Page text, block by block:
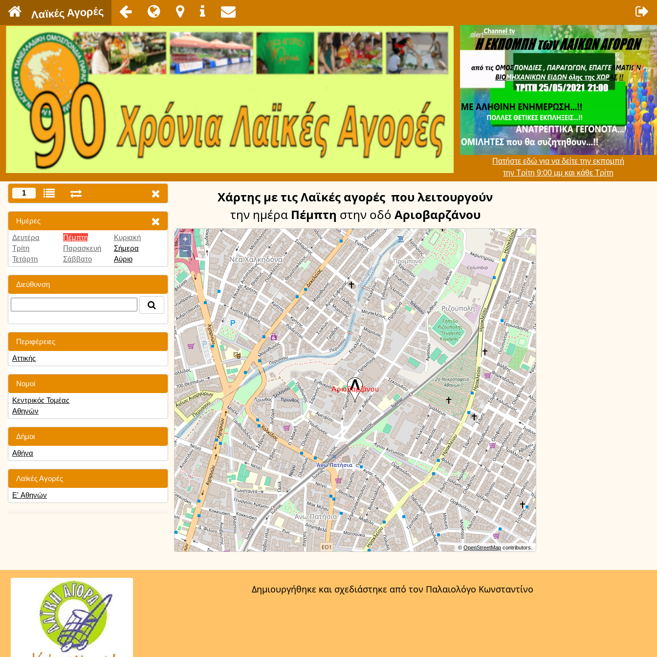
Λαϊκές Αγορές
Πατήστε εδώ για να δείτε την εκπομπή
την Τρίτη 9:00 μμ και κάθε Τρίτη
1
Ημέρες
Δευτέρα
Τρίτη
Τετάρτη
Πέμπτη
Παρασκευή
Σάββατο
Κυριακή
Σήμερα
Αύριο
Διεύθυνση
Περιφέρειες
Αττικής
Νομοί
Κεντρικός Τομέας
Αθηνών
Δήμοι
Αθήνα
Λαϊκές Αγορές
Ε' Αθηνών
Χάρτης με τις Λαϊκές αγορές που λειτουργούν
την ημέραΠέμπτη στην οδό Αριοβαρζάνου
+
−
©OpenStreetMap contributors.
Δημιουργήθηκε και σχεδιάστηκε από τον Παλαιολόγο Κωνσταντίνο